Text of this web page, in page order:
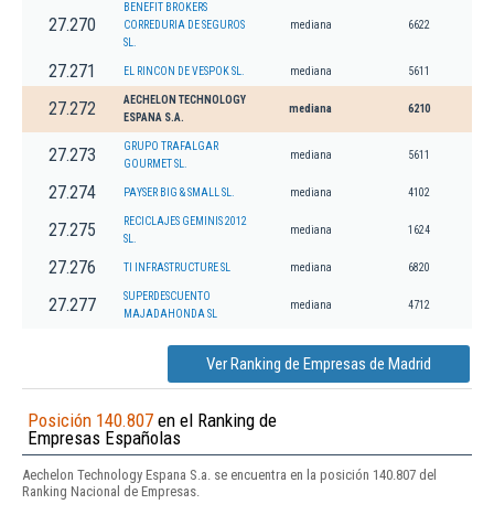
27.270
BENEFIT BROKERS
CORREDURIA DE SEGUROS
SL.
mediana 6622
27.271 EL RINCON DE VESPOK SL. mediana 5611
27.272
AECHELON TECHNOLOGY
ESPANA S.A.
mediana 6210
27.273
GRUPO TRAFALGAR
GOURMET SL.
mediana 5611
27.274 PAYSER BIG & SMALL SL. mediana 4102
27.275
RECICLAJES GEMINIS 2012
SL.
mediana 1624
27.276 TI INFRASTRUCTURE SL mediana 6820
27.277
SUPERDESCUENTO
MAJADAHONDA SL
mediana 4712
Ver Ranking de Empresas de Madrid
Posición 140.807 en el Ranking de
Empresas Españolas
Aechelon Technology Espana S.a. se encuentra en la posición 140.807 del
Ranking Nacional de Empresas.